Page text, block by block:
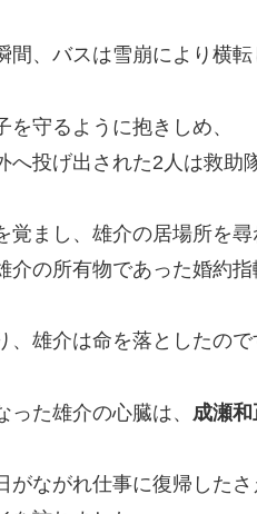
間、バスは雪崩により横転
を守るように抱きしめ、
へ投げ出された2人は救助
覚まし、雄介の居場所を尋
介の所有物であった婚約指
、雄介は命を落としたので
った雄介の心臓は、 成瀬和
がながれ仕事に復帰したさ